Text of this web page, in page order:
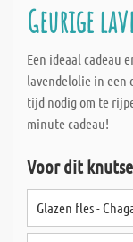
Geurige
Een ideaal cadeau
lavendelolie in een
tijd nodig om te
minute cadeau!
Voor dit
Glazen fles -